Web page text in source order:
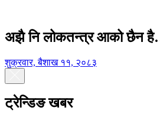
अझै नि लोकतन्त्र आको छैन
शुक्रवार, बैशाख ११, २०८३
ट्रेन्डिङ खबर